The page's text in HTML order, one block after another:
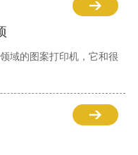
域的图案打印机，它和很